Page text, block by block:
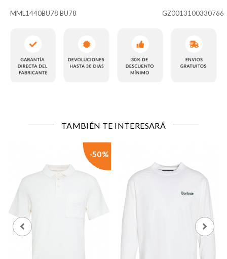
MML1440BU78 BU78 GZ0013100330766
TAMBIÉN TE INTERESARÁ
-50%
Cookies necesarias
funcione y no se pueden desactivar en nuestros
sistemas. Puede configurar su navegador para bloquear
o alertar sobre estas cookies, pero alguna áreas del sitio
no funcionarán. Estas cookies no almacenan ninguna
información de identificación personal.
Cookies de rendimiento y analíticas
Estas cookies nos permiten contar las visitas y fuentes
de tráfico para poder evaluar el rendimiento de nuestro
sitio y mejorarlo. Nos ayudan a saber qué páginas son
las más o menos visitadas, y cómo los visitantes
navegan por el sitio. Toda la información que recogen
estas cookies es agregada y, por lo tanto, es anónima.